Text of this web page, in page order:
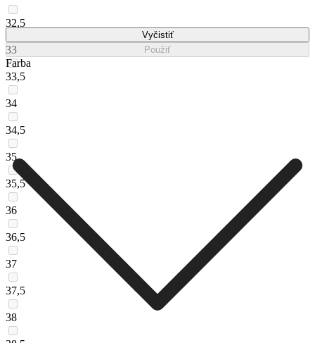
32,5
33
33,5
34
34,5
35
35,5
36
36,5
37
37,5
38
Vyčistiť
Použiť
Farba